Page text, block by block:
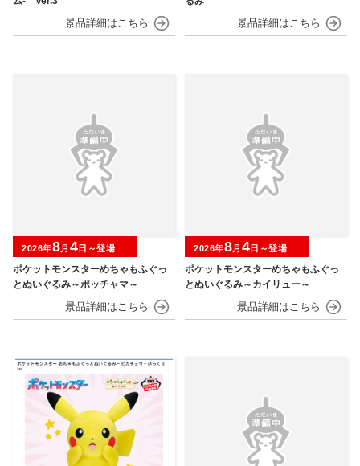
ポケットモンスターめちゃもふぐっ
とぬいぐるみ～ポッチャマ～
2026年8月 4日～登場
ポケットモンスターめちゃもふぐっ
とぬいぐるみ～カイリュー～
2026年8月 4日～登場